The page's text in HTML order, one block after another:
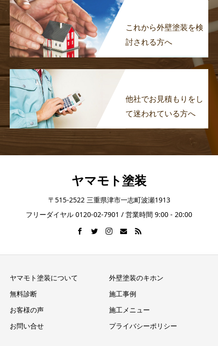
これから外壁塗装を検
討される方へ
他社でお見積もりをし
て迷われている方へ
ヤマモト塗装
〒515-2522 三重県津市一志町波瀬1913
フリーダイヤル 0120-02-7901 / 営業時間 9:00 - 20:00
ヤマモト塗装について
外壁塗装のキホン
無料診断
施工事例
お客様の声
施工メニュー
お問い合せ
プライバシーポリシー